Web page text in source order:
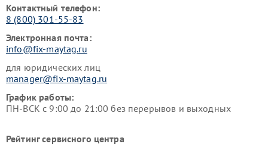
Контактный телефон:
8 (800) 301-55-83
Электронная почта:
info@fix-maytag.ru
для юридических лиц
manager@fix-maytag.ru
График работы:
ПН-ВСК с 9:00 до 21:00 без перерывов и выходных
Рейтинг сервисного центра